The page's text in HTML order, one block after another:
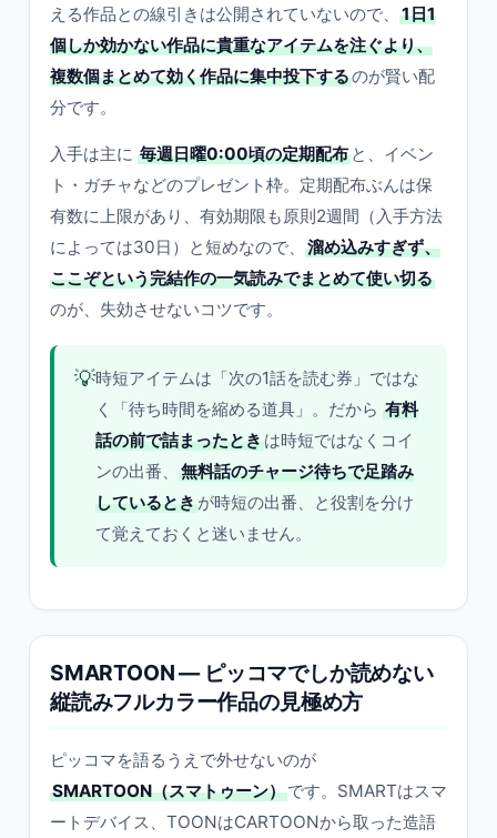
える作品との線引きは公開されていないので、
1日1
個しか効かない作品に貴重なアイテムを注ぐより、
複数個まとめて効く作品に集中投下するのが賢い配
分です。
入手は主に 毎週日曜0:00頃の定期配布 と、イベン
ト・ガチャなどのプレゼント枠。定期配布ぶんは保
有数に上限があり、有効期限も原則2週間（入手方法
によっては30日）と短めなので、
溜め込みすぎず、
ここぞという完結作の一気読みでまとめて使い切る
のが、失効させないコツです。
💡時短アイテムは「次の1話を読む券」ではな
く「待ち時間を縮める道具」。だから 有料
話の前で詰まったときは時短ではなくコイ
ンの出番、
無料話のチャージ待ちで足踏み
しているときが時短の出番、と役割を分け
て覚えておくと迷いません。
SMARTOON — ピッコマでしか読めない
縦読みフルカラー作品の見極め方
ピッコマを語るうえで外せないのが
SMARTOON（スマトゥーン）です。SMARTはスマ
ートデバイス、TOONはCARTOONから取った造語